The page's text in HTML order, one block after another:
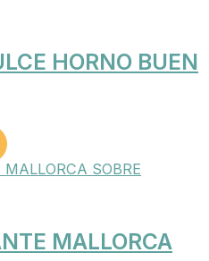
HORNO BUEN
MALLORCA